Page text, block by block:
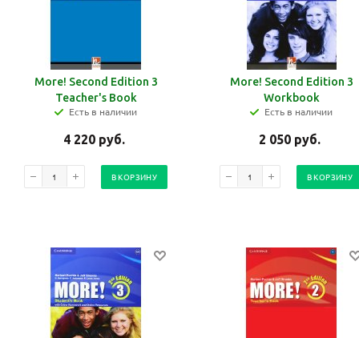
More! Second Edition 3
Teacher's Book
Есть в наличии
4 220 руб.
В КОРЗИНУ
More! Second Edition 3
Workbook
Есть в наличии
2 050 руб.
В КОРЗИНУ